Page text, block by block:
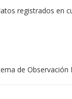
registrados en
de